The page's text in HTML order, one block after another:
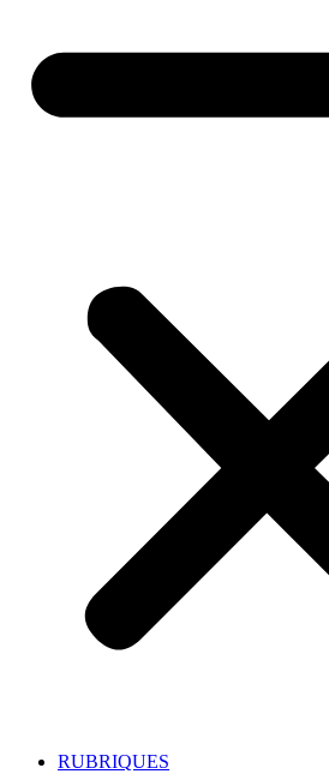
RUBRIQUES